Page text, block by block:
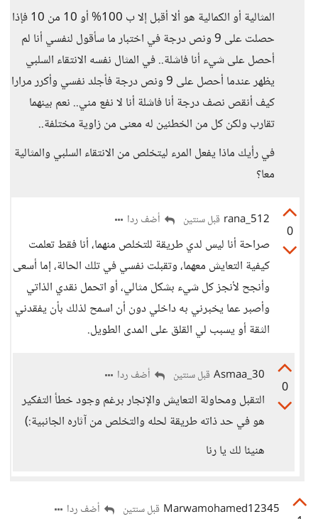
المثالية أو الكمالية هو ألا أقبل إلا ب 100% أو 10 من 10 فإذا
حصلت على 9 ونص درجة في اختبار ما سأقول لنفسي أنا لم
أحصل على شيء أنا فاشلة.. في المثال نفسه الانتقاء السلبي
يظهر عندما أحصل على 9 ونص درجة فأجلد نفسي وأكرر مرارا
كيف أنقص نصف درجة أنا فاشلة أنا لا نفع مني.. نعم بينهما
تقارب ولكن كل من الخطئين له معنى من زاوية مختلفة..
في رأيك ماذا يفعل المرء ليتخلص من الانتقاء السلبي والمثالية
معا؟
0
rana_512 قبل سنتين أضف ردا
صراحة أنا ليس لدي طريقة للتخلص منهما، أنا فقط تعلمت
كيفية التعايش معهما، وتقبلت نفسي في تلك الحالة، إما أسعى
وأنجح لأنجز كل شيء بشكل مثالي، أو اتحمل نقدي الذاتي
وأصبر عما يخبرني به داخلي دون أن اسمح لذلك بأن يفقدني
الثقة أو يسبب لي القلق على المدى الطويل.
0
Asmaa_30 قبل سنتين أضف ردا
التقبل ومحاولة التعايش والإنجار برغم وجود خطأ التفكير
هو في حد ذاته طريقة لحله والتخلص من آثاره الجانبية:)
هنيئا لك يا رنا
Marwamohamed12345 قبل سنتين أضف ردا